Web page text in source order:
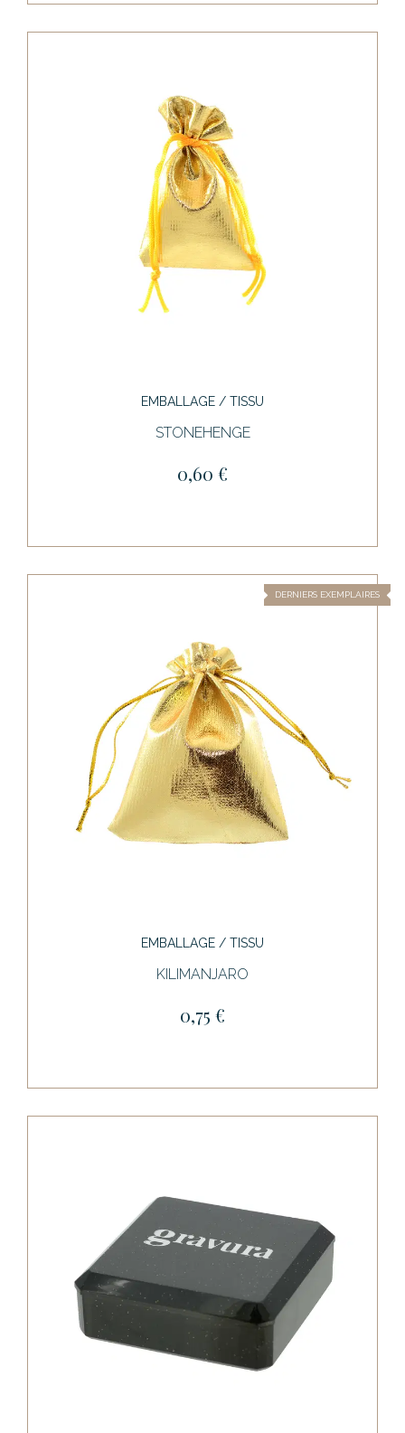
EMBALLAGE / TISSU
STONEHENGE
0,60 €
DERNIERS EXEMPLAIRES
EMBALLAGE / TISSU
KILIMANJARO
0,75 €